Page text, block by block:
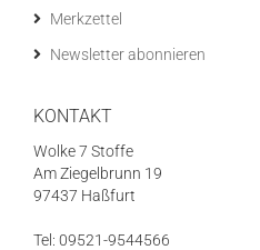
Merkzettel
Newsletter abonnieren
KONTAKT
Wolke 7 Stoffe
Am Ziegelbrunn 19
97437 Haßfurt
Tel: 09521-9544566